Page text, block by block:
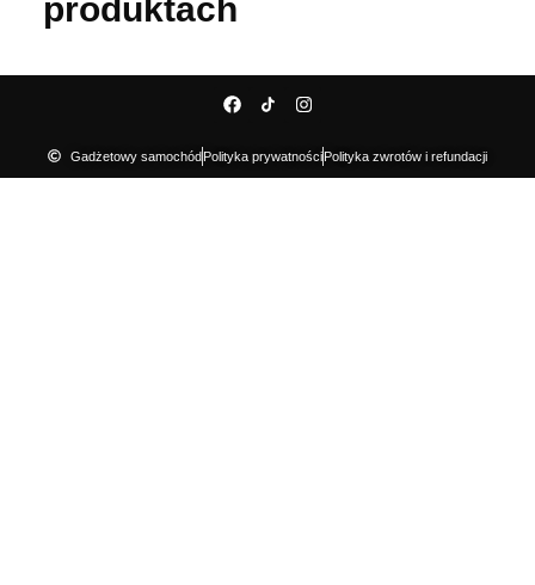
produktach
Gadżetowy samochódPolityka prywatnościPolityka zwrotów i refundacji